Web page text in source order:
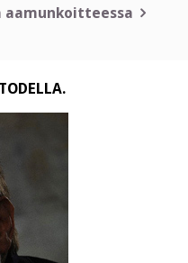
aamunkoitteessa